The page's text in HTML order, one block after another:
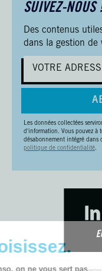
SUIVEZ-NOUS
Des contenus
dans la gestion de
Les données collectées
d'information. Vous pouvez
désabonnement intégré dans
politique de confidentialité.
🚀
Chez In Extenso, on ne